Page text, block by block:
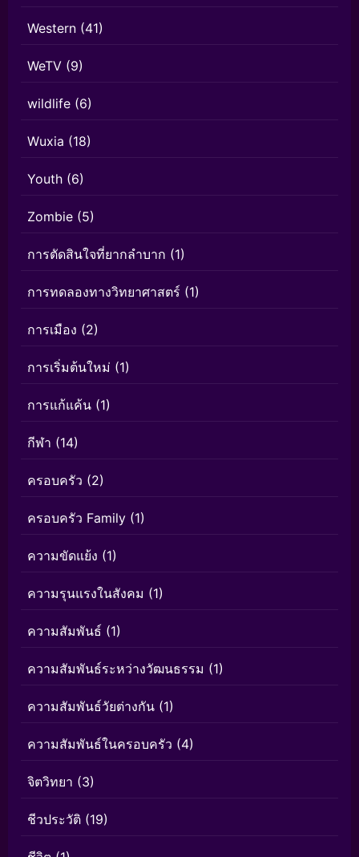
Western (41)
WeTV (9)
wildlife (6)
Wuxia (18)
Youth (6)
Zombie (5)
การตัดสินใจที่ยากลำบาก (1)
การทดลองทางวิทยาศาสตร์ (1)
การเมือง (2)
การเริ่มต้นใหม่ (1)
การแก้แค้น (1)
กีฬา (14)
ครอบครัว (2)
ครอบครัว Family (1)
ความขัดแย้ง (1)
ความรุนแรงในสังคม (1)
ความสัมพันธ์ (1)
ความสัมพันธ์ระหว่างวัฒนธรรม (1)
ความสัมพันธ์วัยต่างกัน (1)
ความสัมพันธ์ในครอบครัว (4)
จิตวิทยา (3)
ชีวประวัติ (19)